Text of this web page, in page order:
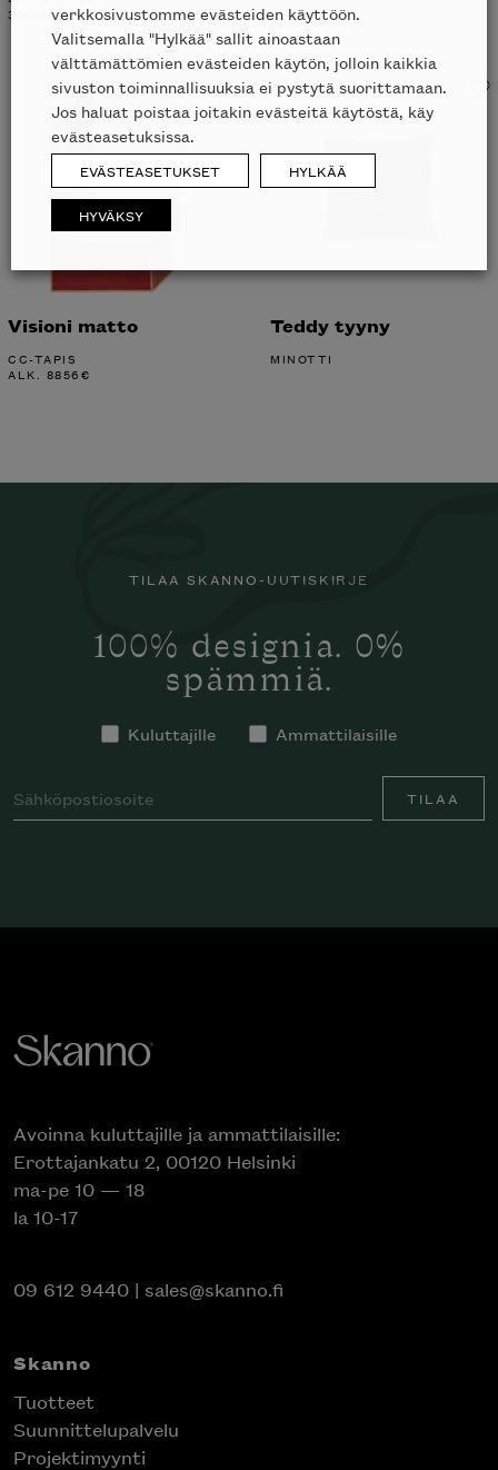
3258
Visioni matto
CC-TAPIS
ALK. 8856€
Teddy tyyny
MINOTTI
TILAA SKANNO-UUTISKIRJE
100% designia. 0%
spämmiä.
Kuluttajille Ammattilaisille
TILAA
Avoinna kuluttajille ja ammattilaisille:
Erottajankatu 2, 00120 Helsinki
ma-pe 10 — 18
la 10-17
09 612 9440 | sales@skanno.fi
Skanno
Tuotteet
Suunnittelupalvelu
Projektimyynti
verkkosivustomme evästeiden käyttöön.
Valitsemalla "Hylkää" sallit ainoastaan
välttämättömien evästeiden käytön, jolloin kaikkia
sivuston toiminnallisuuksia ei pystytä suorittamaan.
Jos haluat poistaa joitakin evästeitä käytöstä, käy
evästeasetuksissa.
EVÄSTEASETUKSET HYLKÄÄ
HYVÄKSY